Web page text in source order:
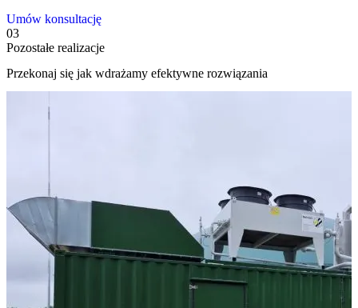
Umów konsultację
03
Pozostałe realizacje
Przekonaj się jak wdrażamy efektywne rozwiązania